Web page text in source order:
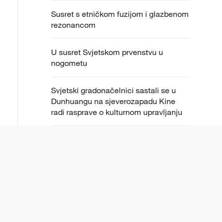
Susret s etničkom fuzijom i glazbenom
rezonancom
U susret Svjetskom prvenstvu u
nogometu
Svjetski gradonačelnici sastali se u
Dunhuangu na sjeverozapadu Kine
radi rasprave o kulturnom upravljanju